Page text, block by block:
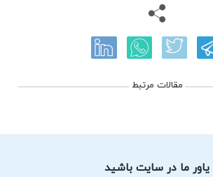
مقالات مرتبط
یاور ما در سایت باشید